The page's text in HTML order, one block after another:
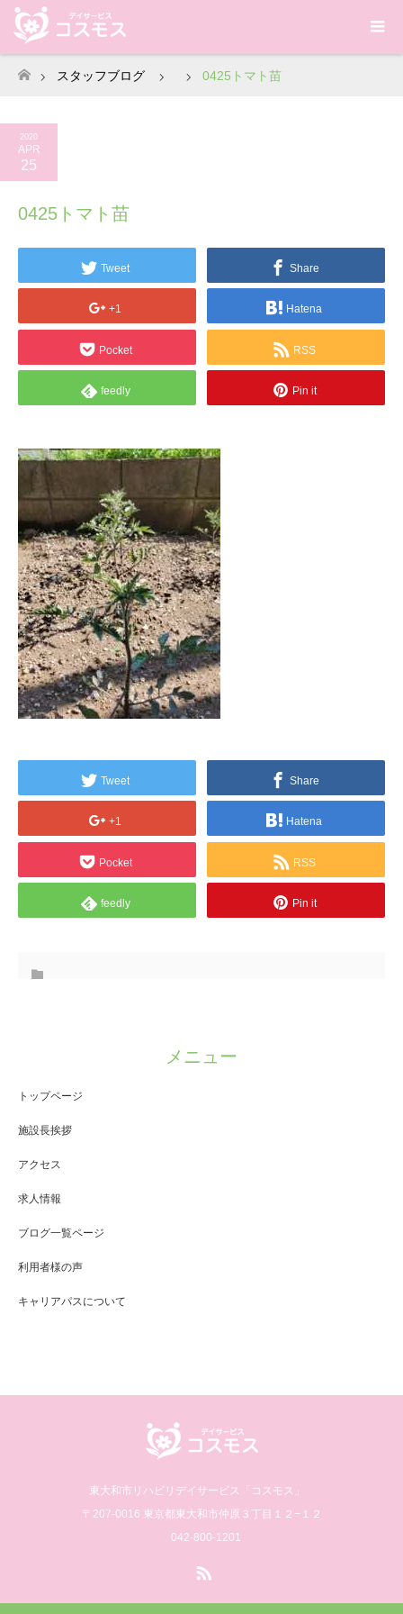
ホーム
スタッフブログ 0425トマト苗
2020
APR
25
0425トマト苗
Tweet Share
+1 Hatena
Pocket RSS
feedly Pin it
Tweet Share
+1 Hatena
Pocket RSS
feedly Pin it
メニュー
トップページ
施設長挨拶
アクセス
求人情報
ブログ一覧ページ
利用者様の声
キャリアパスについて
東大和市リハビリデイサービス「コスモス」
〒207-0016 東京都東大和市仲原３丁目１２−１２
042-800-1201